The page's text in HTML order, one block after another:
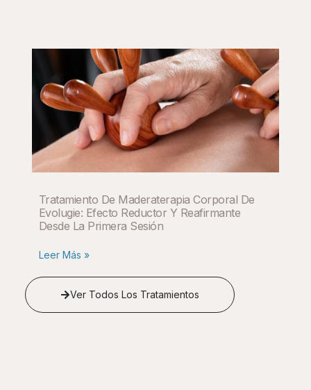
Tratamiento De Maderaterapia Corporal De
Evolugie: Efecto Reductor Y Reafirmante
Desde La Primera Sesión
Leer Más »
Ver Todos Los Tratamientos